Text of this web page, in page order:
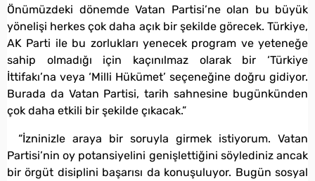
Önümüzdeki dönemde Vatan Partisi’ne olan bu büyük
yönelişi herkes çok daha açık bir şekilde görecek. Türkiye,
AK Parti ile bu zorlukları yenecek program ve yeteneğe
sahip olmadığı için kaçınılmaz olarak bir ‘Türkiye
İttifakı’na veya ‘Milli Hükümet’ seçeneğine doğru gidiyor.
Burada da Vatan Partisi, tarih sahnesine bugünkünden
çok daha etkili bir şekilde çıkacak.”
“İzninizle araya bir soruyla girmek istiyorum. Vatan
Partisi’nin oy potansiyelini genişlettiğini söylediniz ancak
bir örgüt disiplini başarısı da konuşuluyor. Bugün sosyal